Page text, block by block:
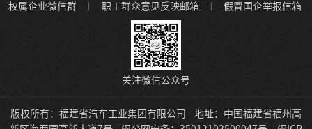
权属企业微信群 职工群众意见反映邮箱 假冒国企举报信箱
关注微信公众号
版权所有：福建省汽车工业集团有限公司
地址：中国福建省福州高